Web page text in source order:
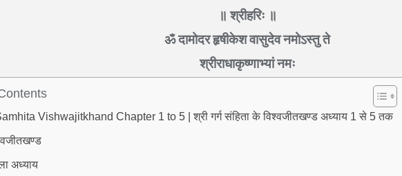
॥ श्रीहरिः ॥
ॐ दामोदर हृषीकेश वासुदेव नमोऽस्तु ते
श्रीराधाकृष्णाभ्यां नमः
Vishwajitkhand Chapter 1 to 5 | श्री गर्ग संहिता के विश्वजीतखण्ड अध्याय 1 से 5 तक
अध्याय